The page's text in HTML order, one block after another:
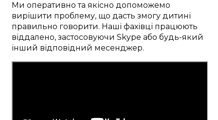
Ми оперативно та якісно допоможемо
вирішити проблему, що дасть змогу дитині
правильно говорити. Наші фахівці працюють
віддалено, застосовуючи Skype або будь-який
інший відповідний месенджер.